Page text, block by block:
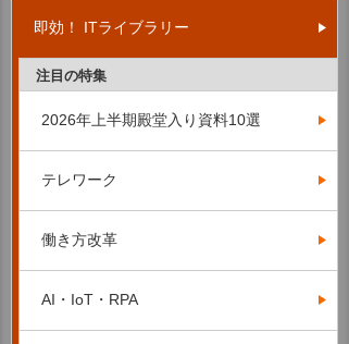
即効！ ITライブラリー
注目の特集
2026年上半期殿堂入り資料10選
テレワーク
働き方改革
AI・IoT・RPA